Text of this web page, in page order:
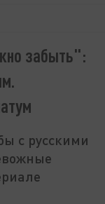
забыть":
с русскими